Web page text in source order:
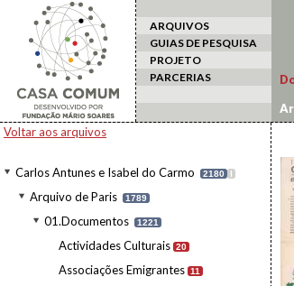
ARQUIVOS
GUIAS DE PESQUISA
PROJETO
PARCERIAS
Voltar aos arquivos
Carlos Antunes e Isabel do Carmo 2180 I
Arquivo de Paris 1789
01.Documentos 1221
Actividades Culturais 20
Associações Emigrantes 11